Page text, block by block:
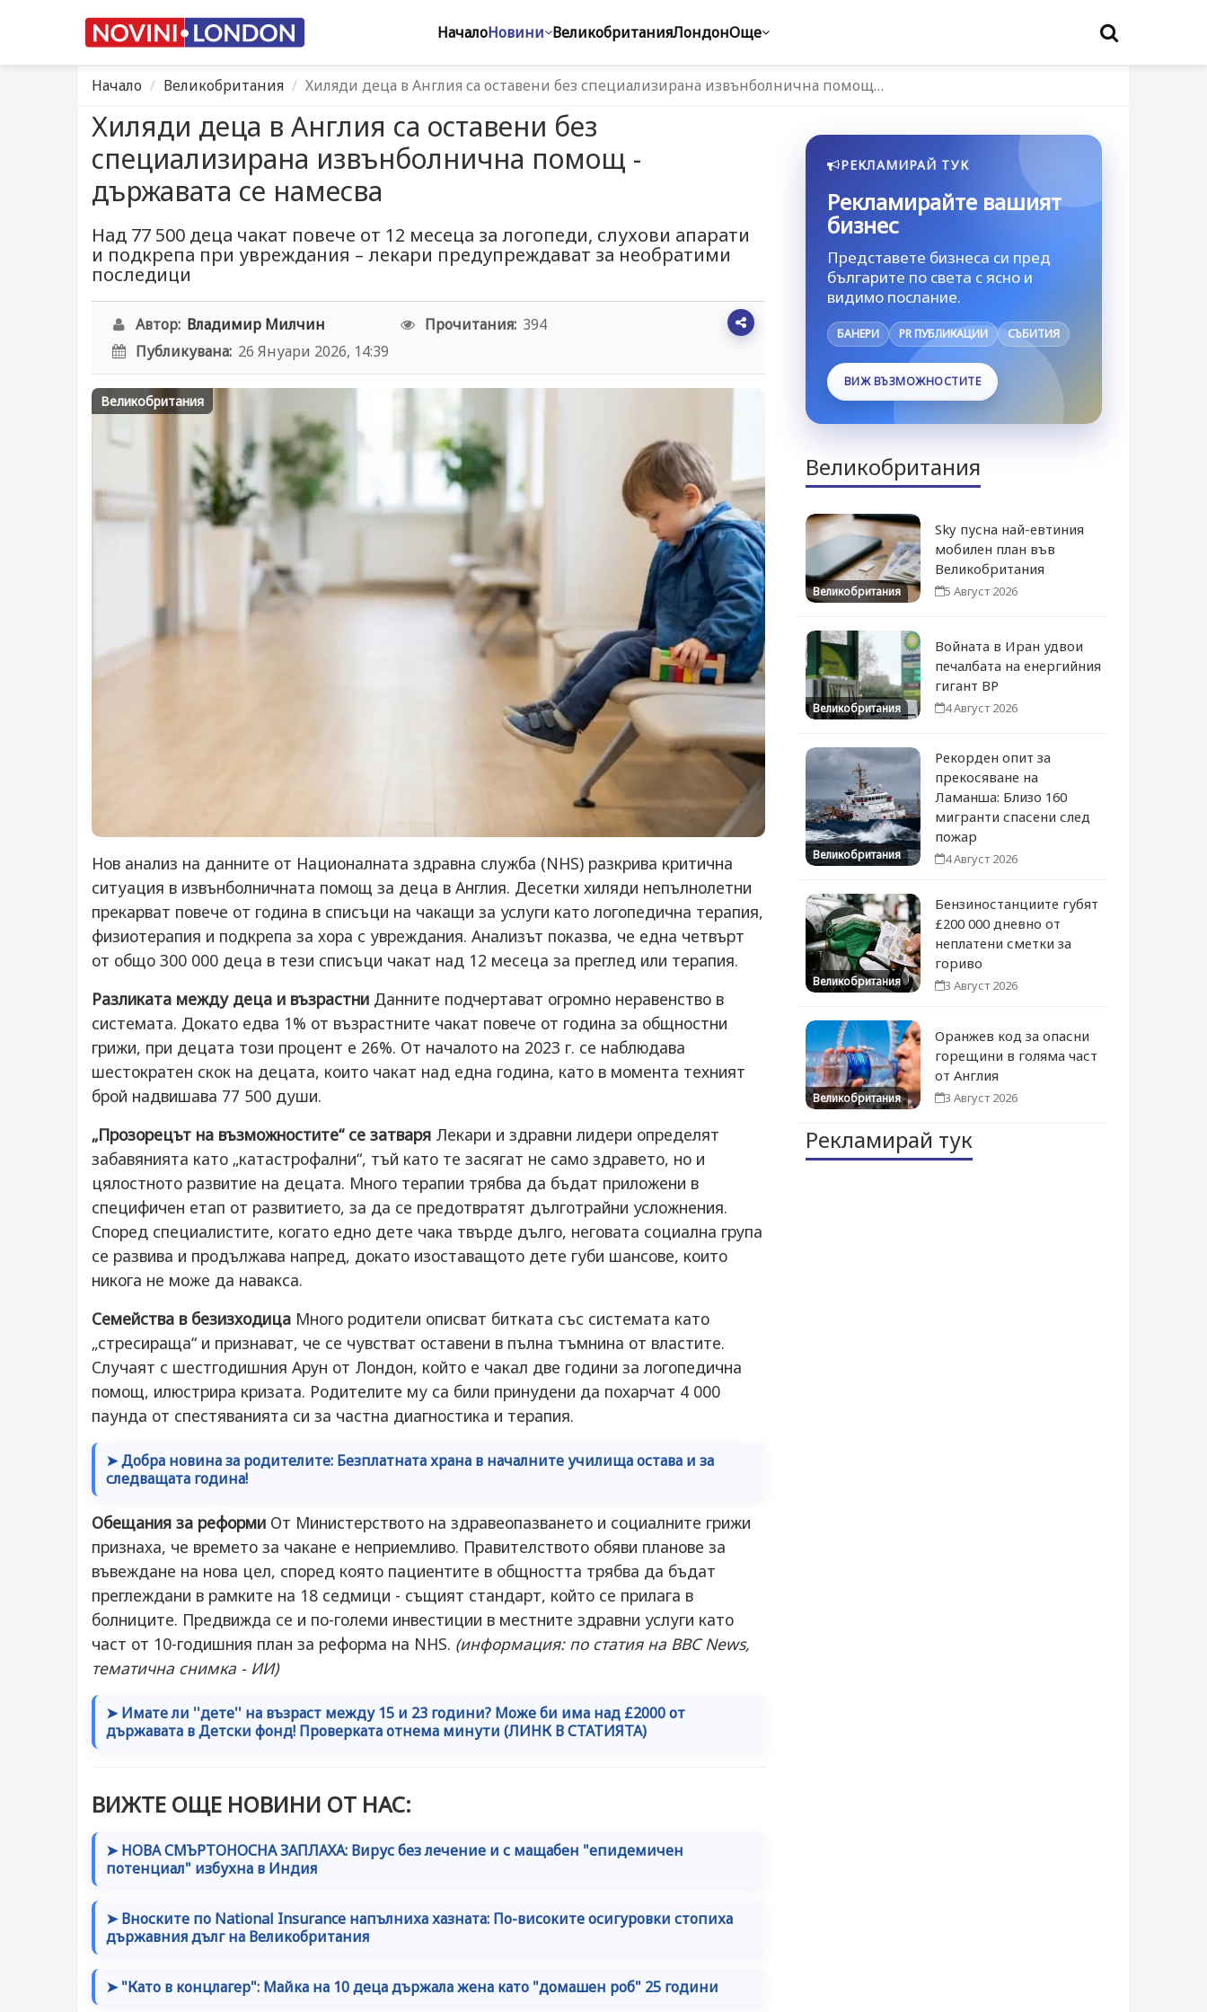
НачалоНовини ВеликобританияЛондонОще
Начало Великобритания Хиляди деца в Англия са оставени без специализирана извънболнична помощ…
Хиляди деца в Англия са оставени без
специализирана извънболнична помощ -
държавата се намесва
Над 77 500 деца чакат повече от 12 месеца за логопеди, слухови апарати
и подкрепа при увреждания – лекари предупреждават за необратими
последици
Автор: Владимир Милчин Прочитания: 394
Публикувана: 26 Януари 2026, 14:39
Великобритания
Нов анализ на данните от Националната здравна служба (NHS) разкрива критична
ситуация в извънболничната помощ за деца в Англия. Десетки хиляди непълнолетни
прекарват повече от година в списъци на чакащи за услуги като логопедична терапия,
физиотерапия и подкрепа за хора с увреждания. Анализът показва, че една четвърт
от общо 300 000 деца в тези списъци чакат над 12 месеца за преглед или терапия.
Разликата между деца и възрастни Данните подчертават огромно неравенство в
системата. Докато едва 1% от възрастните чакат повече от година за общностни
грижи, при децата този процент е 26%. От началото на 2023 г. се наблюдава
шестократен скок на децата, които чакат над една година, като в момента техният
брой надвишава 77 500 души.
„Прозорецът на възможностите“ се затваря Лекари и здравни лидери определят
забавянията като „катастрофални“, тъй като те засягат не само здравето, но и
цялостното развитие на децата. Много терапии трябва да бъдат приложени в
специфичен етап от развитието, за да се предотвратят дълготрайни усложнения.
Според специалистите, когато едно дете чака твърде дълго, неговата социална група
се развива и продължава напред, докато изоставащото дете губи шансове, които
никога не може да навакса.
Семейства в безизходица Много родители описват битката със системата като
„стресираща“ и признават, че се чувстват оставени в пълна тъмнина от властите.
Случаят с шестгодишния Арун от Лондон, който е чакал две години за логопедична
помощ, илюстрира кризата. Родителите му са били принудени да похарчат 4 000
паунда от спестяванията си за частна диагностика и терапия.
➤ Добра новина за родителите: Безплатната храна в началните училища остава и за
следващата година!
Обещания за реформи От Министерството на здравеопазването и социалните грижи
признаха, че времето за чакане е неприемливо. Правителството обяви планове за
въвеждане на нова цел, според която пациентите в общността трябва да бъдат
преглеждани в рамките на 18 седмици - същият стандарт, който се прилага в
болниците. Предвижда се и по-големи инвестиции в местните здравни услуги като
част от 10-годишния план за реформа на NHS. (информация: по статия на BBC News,
тематична снимка - ИИ)
➤ Имате ли ''дете'' на възраст между 15 и 23 години? Може би има над £2000 от
държавата в Детски фонд! Проверката отнема минути (ЛИНК В СТАТИЯТА)
ВИЖТЕ ОЩЕ НОВИНИ ОТ НАС:
➤ НОВА СМЪРТОНОСНА ЗАПЛАХА: Вирус без лечение и с мащабен "епидемичен
потенциал" избухна в Индия
➤ Вноските по National Insurance напълниха хазната: По-високите осигуровки стопиха
държавния дълг на Великобритания
➤ "Като в концлагер": Майка на 10 деца държала жена като "домашен роб" 25 години
РЕКЛАМИРАЙ ТУК
Рекламирайте вашият
бизнес
Представете бизнеса си пред
българите по света с ясно и
видимо послание.
БАНЕРИ PR ПУБЛИКАЦИИ СЪБИТИЯ
ВИЖ ВЪЗМОЖНОСТИТЕ
Великобритания
Великобритания
Sky пусна най-евтиния
мобилен план във
Великобритания
5 Август 2026
Великобритания
Войната в Иран удвои
печалбата на енергийния
гигант BP
4 Август 2026
Великобритания
Рекорден опит за
прекосяване на
Ламанша: Близо 160
мигранти спасени след
пожар
4 Август 2026
Великобритания
Бензиностанциите губят
£200 000 дневно от
неплатени сметки за
гориво
3 Август 2026
Великобритания
Оранжев код за опасни
горещини в голяма част
от Англия
3 Август 2026
Рекламирай тук